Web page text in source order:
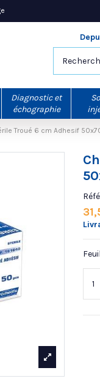
Diagnostic et
échographie
Troué 6 cm Adhesif